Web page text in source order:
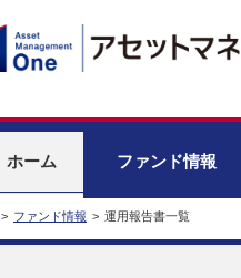
ホーム ファンド情報
> ファンド情報 > 運用報告書一覧